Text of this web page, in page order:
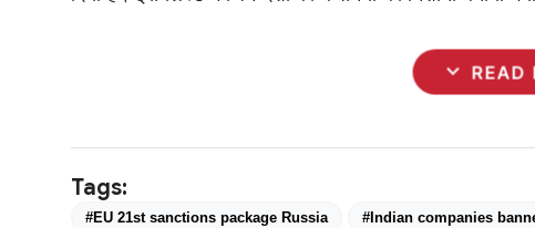
expand_more READ
Tags:
#EU 21st sanctions package Russia #Indian companies